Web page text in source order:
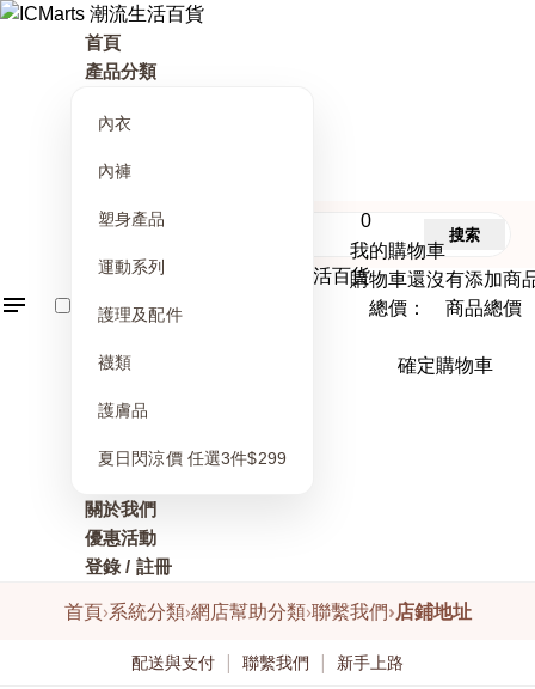
首頁
產品分類
內衣
內褲
塑身產品
運動系列
護理及配件
襪類
護膚品
夏日閃涼價 任選3件$299
關於我們
優惠活動
登錄 / 註冊
0
我的購物車
購物車還沒有添加商
總價： 商品總價
確定購物車
搜索
首頁›系統分類›網店幫助分類›聯繫我們›店鋪地址
配送與支付 聯繫我們 新手上路